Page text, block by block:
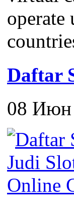
operate
Daftar
08 Июн